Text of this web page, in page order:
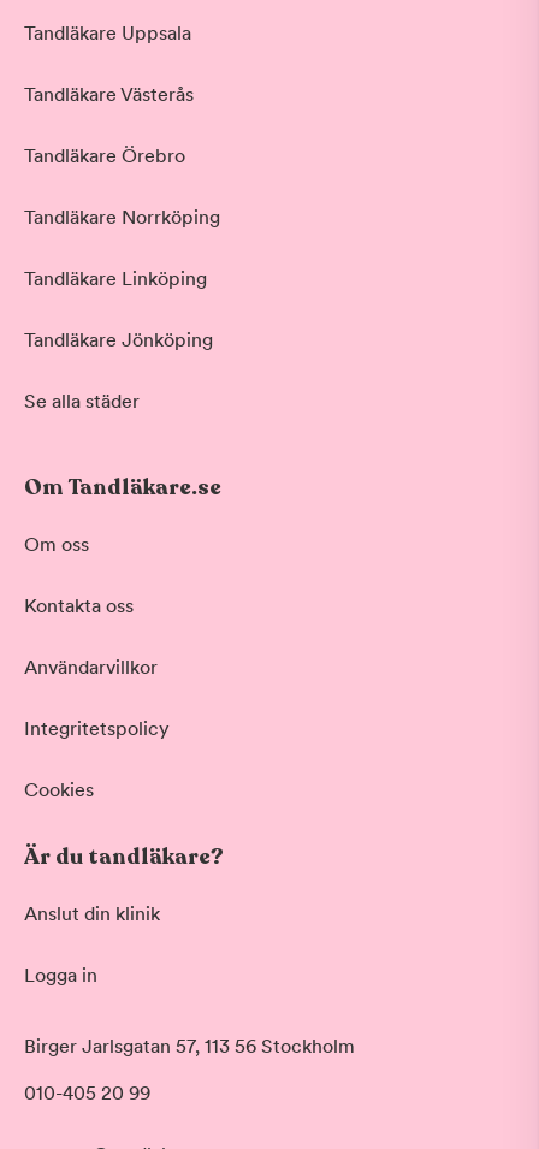
Tandläkare Uppsala
Tandläkare Västerås
Tandläkare Örebro
Tandläkare Norrköping
Tandläkare Linköping
Tandläkare Jönköping
Se alla städer
Om Tandläkare.se
Om oss
Kontakta oss
Användarvillkor
Integritetspolicy
Cookies
Är du tandläkare?
Anslut din klinik
Logga in
Birger Jarlsgatan 57, 113 56 Stockholm
010-405 20 99